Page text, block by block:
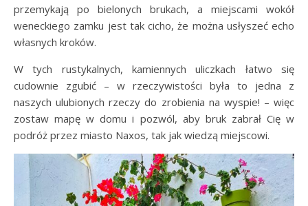
przemykają po bielonych brukach, a miejscami wokół
weneckiego zamku jest tak cicho, że można usłyszeć echo
własnych kroków.
W tych rustykalnych, kamiennych uliczkach łatwo się
cudownie zgubić – w rzeczywistości była to jedna z
naszych ulubionych rzeczy do zrobienia na wyspie! – więc
zostaw mapę w domu i pozwól, aby bruk zabrał Cię w
podróż przez miasto Naxos, tak jak wiedzą miejscowi.